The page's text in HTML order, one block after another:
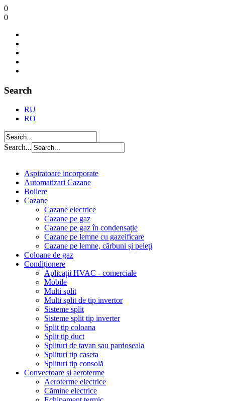
0
0
Search
RU
RO
Search...
Aspiratoare incorporate
Automatizari Cazane
Boilere
Cazane
Cazane electrice
Cazane pe gaz
Cazane pe gaz în condensație
Cazane pe lemne cu gazeificare
Cazane pe lemne, cărbuni și peleți
Coloane de gaz
Condiționere
Aplicații HVAC - comerciale
Mobile
Multi split
Multi split de tip invertor
Sisteme split
Sisteme split tip inverter
Split tip coloana
Split tip duct
Splituri de tavan sau pardoseala
Splituri tip caseta
Splituri tip consolă
Convectoare și aeroterme
Aeroterme electrice
Cămine electrice